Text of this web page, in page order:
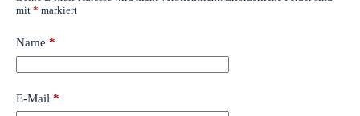
mit * markiert
Name *
E-Mail *